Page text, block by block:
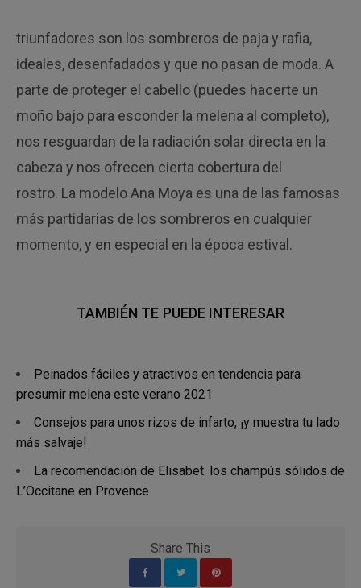
triunfadores son los sombreros de paja y rafia,
ideales, desenfadados y que no pasan de moda. A
parte de proteger el cabello (puedes hacerte un
moño bajo para esconder la melena al completo),
nos resguardan de la radiación solar directa en la
cabeza y nos ofrecen cierta cobertura del
rostro. La modelo Ana Moya es una de las famosas
más partidarias de los sombreros en cualquier
momento, y en especial en la época estival.
TAMBIÉN TE PUEDE INTERESAR
Peinados fáciles y atractivos en tendencia para
presumir melena este verano 2021
Consejos para unos rizos de infarto, ¡y muestra tu lado
más salvaje!
La recomendación de Elisabet: los champús sólidos de
L’Occitane en Provence
Share This